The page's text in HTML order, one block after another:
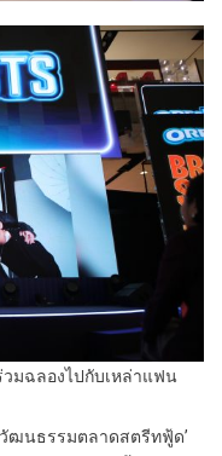
มฉลองไปกับเหล่าแฟน
วัฒนธรรมตลาดสตรีทฟู้ด’